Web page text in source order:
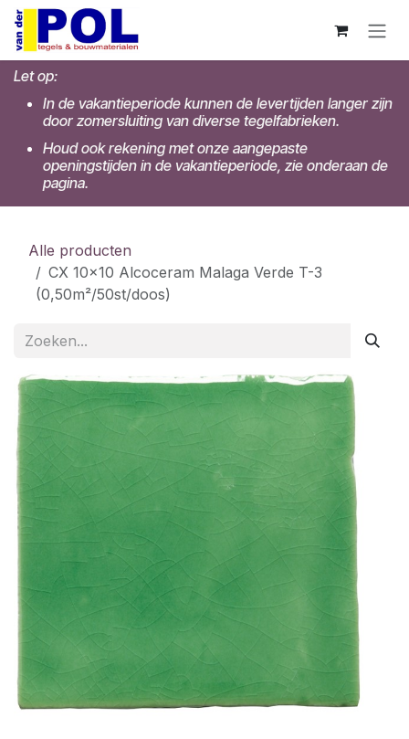
Overslaan naar inhoud
Let op:
In de vakantieperiode kunnen de levertijden langer zijn
door zomersluiting van diverse tegelfabrieken.
Houd ook rekening met onze aangepaste
openingstijden in de vakantieperiode, zie onderaan de
pagina.
Alle producten
CX 10x10 Alcoceram Malaga Verde T-3
(0,50m²/50st/doos)